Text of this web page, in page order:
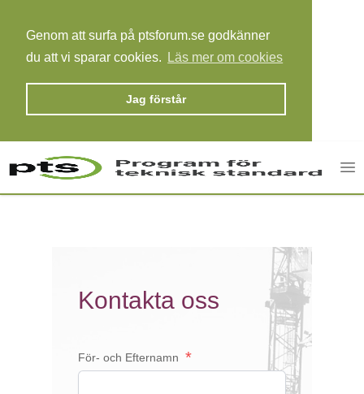
Genom att surfa på ptsforum.se godkänner
du att vi sparar cookies.
Läs mer om cookies
Jag förstår
Kontakta oss
För- och Efternamn *